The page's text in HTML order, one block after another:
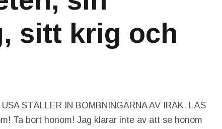
sitt krig och
STÄLLER IN BOMBNINGARNA AV IRAK. LÄS
Ta bort honom! Jag klarar inte av att se honom